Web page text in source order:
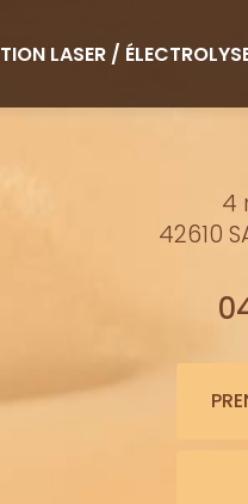
LASER /
4
42610